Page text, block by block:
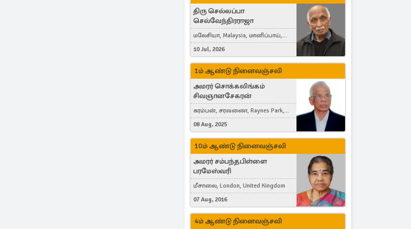
திரு செல்லப்பா
செல்வேந்திரராஜா
மலேசியா, Malaysia, மானிப்பாய்,
Duisburg, Germany, London, United
Kingdom
10 Jul, 2026
1ம் ஆண்டு நினைவஞ்சலி
அமரர் சொக்கலிங்கம்
சிவஞானசேகரன்
கரம்பன், சரவணை, Raynes Park,
London, United Kingdom
08 Aug, 2025
10ம் ஆண்டு நினைவஞ்சலி
அமரர் சம்பந்தபிள்ளை
பரமேஸ்வரி
மீசாலை, London, United Kingdom
07 Aug, 2016
4ம் ஆண்டு நினைவஞ்சலி